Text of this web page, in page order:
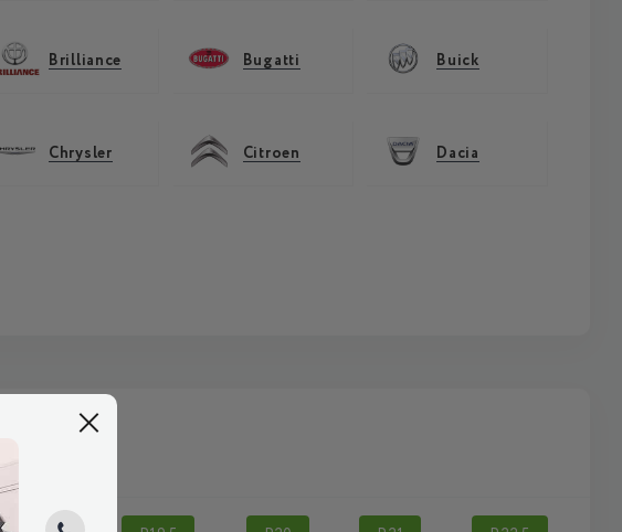
Brilliance Bugatti Buick
Chrysler Citroen Dacia